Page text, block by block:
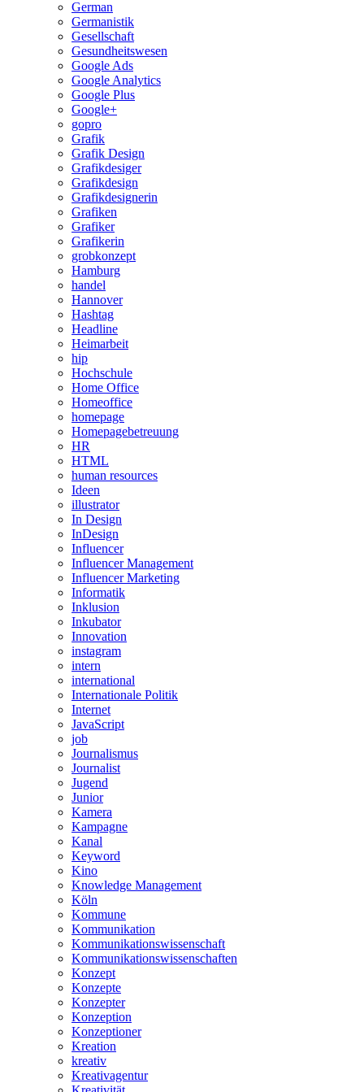
German
Germanistik
Gesellschaft
Gesundheitswesen
Google Ads
Google Analytics
Google Plus
Google+
gopro
Grafik
Grafik Design
Grafikdesiger
Grafikdesign
Grafikdesignerin
Grafiken
Grafiker
Grafikerin
grobkonzept
Hamburg
handel
Hannover
Hashtag
Headline
Heimarbeit
hip
Hochschule
Home Office
Homeoffice
homepage
Homepagebetreuung
HR
HTML
human resources
Ideen
illustrator
In Design
InDesign
Influencer
Influencer Management
Influencer Marketing
Informatik
Inklusion
Inkubator
Innovation
instagram
intern
international
Internationale Politik
Internet
JavaScript
job
Journalismus
Journalist
Jugend
Junior
Kamera
Kampagne
Kanal
Keyword
Kino
Knowledge Management
Köln
Kommune
Kommunikation
Kommunikationswissenschaft
Kommunikationswissenschaften
Konzept
Konzepte
Konzepter
Konzeption
Konzeptioner
Kreation
kreativ
Kreativagentur